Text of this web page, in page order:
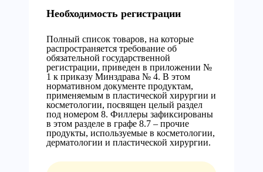
Необходимость регистрации
Полный список товаров, на которые
распространяется требование об
обязательной государственной
регистрации, приведен в приложении №
1 к приказу Минздрава № 4. В этом
нормативном документе продуктам,
применяемым в пластической хирургии и
косметологии, посвящен целый раздел
под номером 8. Филлеры зафиксированы
в этом разделе в графе 8.7 – прочие
продукты, используемые в косметологии,
дерматологии и пластической хирургии.